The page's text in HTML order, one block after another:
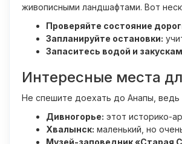
живописными ландшафтами. Вот
Проверяйте состояние
Запланируйте остановки:
Запаситесь водой и
Интересные места
Не спешите доехать до Анапы, ведь
Дивногорье: этот историко-
Хвалынск: маленький, но
Музей-заповедник «Старая